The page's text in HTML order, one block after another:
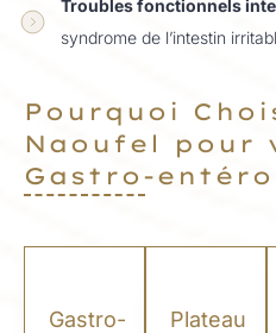
Troubles fonctionnels
syndrome de l’intestin
Pourquoi
Naoufel pour
Gastro-
Gastro-
Plateau